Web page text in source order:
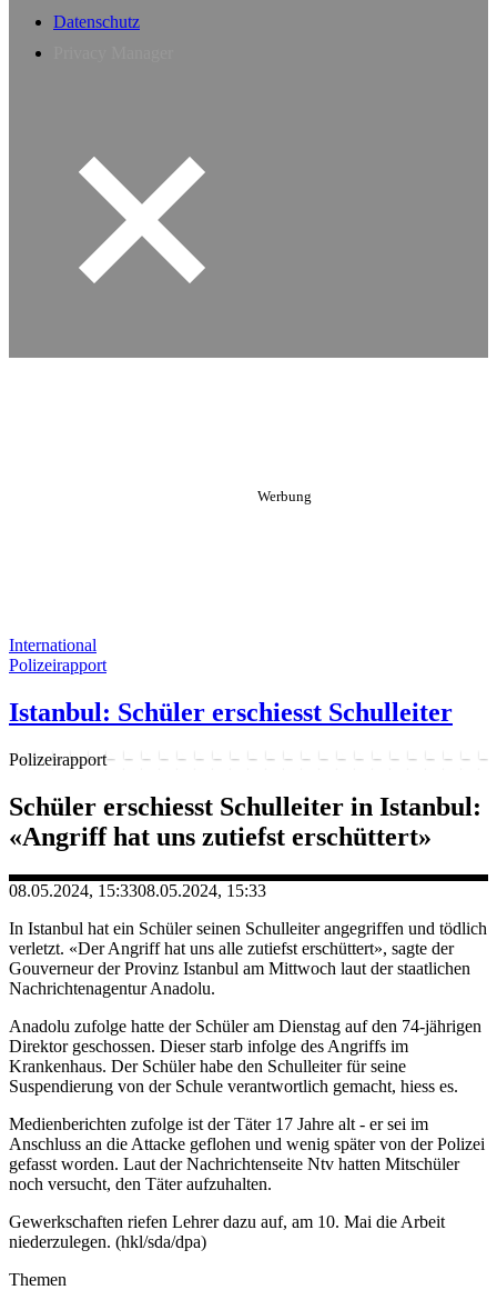
Datenschutz
International
Polizeirapport
Istanbul: Schüler erschiesst Schulleiter
Polizeirapport
Schüler erschiesst Schulleiter in Istanbul:
«Angriff hat uns zutiefst erschüttert»
08.05.2024, 15:3308.05.2024, 15:33
In Istanbul hat ein Schüler seinen Schulleiter angegriffen und tödlich
verletzt. «Der Angriff hat uns alle zutiefst erschüttert», sagte der
Gouverneur der Provinz Istanbul am Mittwoch laut der staatlichen
Nachrichtenagentur Anadolu.
Anadolu zufolge hatte der Schüler am Dienstag auf den 74-jährigen
Direktor geschossen. Dieser starb infolge des Angriffs im
Krankenhaus. Der Schüler habe den Schulleiter für seine
Suspendierung von der Schule verantwortlich gemacht, hiess es.
Medienberichten zufolge ist der Täter 17 Jahre alt - er sei im
Anschluss an die Attacke geflohen und wenig später von der Polizei
gefasst worden. Laut der Nachrichtenseite Ntv hatten Mitschüler
noch versucht, den Täter aufzuhalten.
Gewerkschaften riefen Lehrer dazu auf, am 10. Mai die Arbeit
niederzulegen. (hkl/sda/dpa)
Themen